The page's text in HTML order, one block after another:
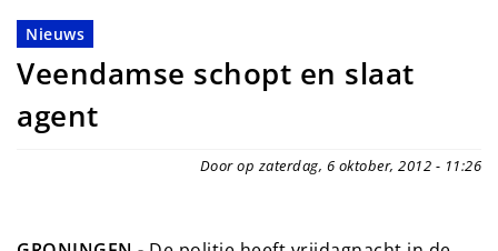
Nieuws
Veendamse schopt en slaat
agent
Door op zaterdag, 6 oktober, 2012 - 11:26